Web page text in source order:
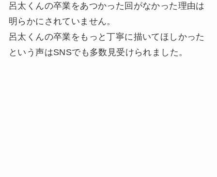
呂太くんの卒業をあつかった回がなかった理由は
明らかにされていません。
呂太くんの卒業をもっと丁寧に描いてほしかった
という声はSNSでも多数見受けられました。